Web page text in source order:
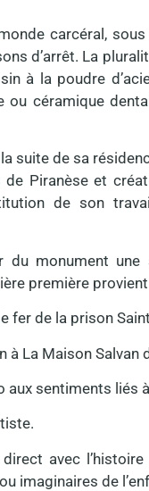
carcéral,
d’arrêt. La
à la poudre
céramique
suite de sa
Piranèse et
de son
monument
première
fer de la prison
à La Maison Salvan
aux sentiments liés
avec
imaginaires de